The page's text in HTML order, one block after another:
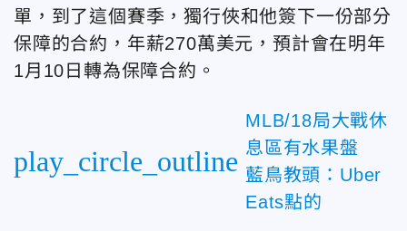
單，到了這個賽季，獨行俠和他簽下一份部分
保障的合約，年薪270萬美元，預計會在明年
1月10日轉為保障合約。
play_circle_outline
MLB/18局大戰休
息區有水果盤
藍鳥教頭：Uber
Eats點的